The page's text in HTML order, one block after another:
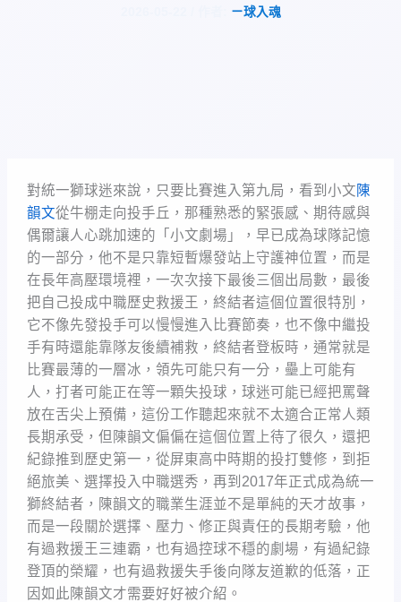
ㄧ球入魂
對統一獅球迷來說，只要比賽進入第九局，看到小文 陳
韻文從牛棚走向投手丘，那種熟悉的緊張感、期待感與
偶爾讓人心跳加速的「小文劇場」，早已成為球隊記憶
的一部分，他不是只靠短暫爆發站上守護神位置，而是
在長年高壓環境裡，一次次接下最後三個出局數，最後
把自己投成中職歷史救援王，終結者這個位置很特別，
它不像先發投手可以慢慢進入比賽節奏，也不像中繼投
手有時還能靠隊友後續補救，終結者登板時，通常就是
比賽最薄的一層冰，領先可能只有一分，壘上可能有
人，打者可能正在等一顆失投球，球迷可能已經把罵聲
放在舌尖上預備，這份工作聽起來就不太適合正常人類
長期承受，但陳韻文偏偏在這個位置上待了很久，還把
紀錄推到歷史第一，從屏東高中時期的投打雙修，到拒
絕旅美、選擇投入中職選秀，再到2017年正式成為統一
獅終結者，陳韻文的職業生涯並不是單純的天才故事，
而是一段關於選擇、壓力、修正與責任的長期考驗，他
有過救援王三連霸，也有過控球不穩的劇場，有過紀錄
登頂的榮耀，也有過救援失手後向隊友道歉的低落，正
因如此陳韻文才需要好好被介紹。